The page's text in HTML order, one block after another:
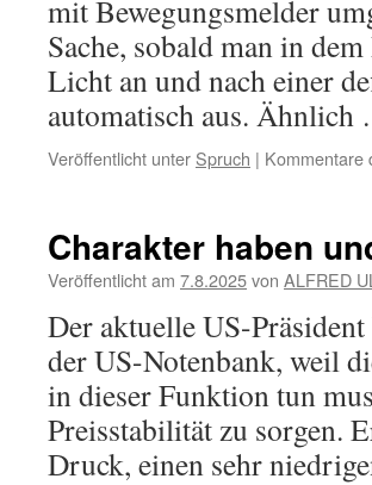
mit Bewegungsmelder
Sache, sobald man in
Licht an und nach einer
automatisch aus.
Veröffentlicht unter Spruch | Kommentare
Charakter haben
Veröffentlicht am 7.8.2025von ALFRED
Der aktuelle US-
der US-Notenbank, weil
in dieser Funktion tun
Preisstabilität zu sorgen.
Druck, einen sehr